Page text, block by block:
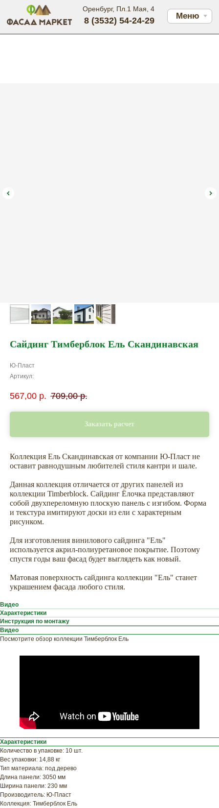
Меню
Оренбург, Пл.1 Мая, 4
8 (3532) 54-24-29
Сайдинг Тимберблок Ель Скандинавская
Ю-Пласт
Артикул:
567,00 р. 709,00 р.
Заказать расчет
Коллекция Ель Скандинавская от компании Ю-Пласт не
оставит равнодушным любителей стиля кантри и шале.
Данная коллекция отличается от других панелей из
коллекции Timberblock. Сайдинг Ёлочка представляют
собой двухпереломную плоскую панель с изгибом. Форма
и текстура имитируют доски из ели с характерным
рисунком.
Для изготовления винилового сайдинга "Ель"
используется акрил-полиуретановое покрытие. Поэтому
спустя годы ваш фасад будет выглядеть как новый.
Матовая поверхность сайдинга коллекции "Ель" станет
украшением фасада любого стиля.
Видео
Характеристики
Инструкция по монтажу
Видео
Посмотрите обзор коллекции Тимберблок Ель
Характеристики
Количество в упаковке: 10 шт.
Вес упаковки: 14,88 кг
Тип материала: под дерево
Длина панели: 3050 мм
Ширина панели: 230 мм
Производитель: Ю-Пласт
Коллекция: Тимберблок Ель
прямо сейчас